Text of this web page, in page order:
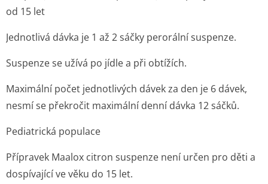
od 15 let
Jednotlivá dávka je 1 až 2 sáčky perorální suspenze.
Suspenze se užívá po jídle a při obtížích.
Maximální počet jednotlivých dávek za den je 6 dávek,
nesmí se překročit maximální denní dávka 12 sáčků.
Pediatrická populace
Přípravek Maalox citron suspenze není určen pro děti a
dospívající ve věku do 15 let.